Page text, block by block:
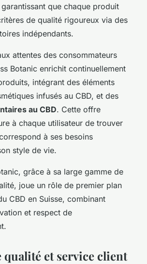
garantissant que chaque produit
de qualité rigoureux via des
indépendants.
attentes des consommateurs
Botanic enrichit continuellement
intégrant des éléments
infusés au CBD, et des
au CBD. Cette offre
à chaque utilisateur de trouver
à ses besoins
style de vie.
grâce à sa large gamme de
joue un rôle de premier plan
CBD en Suisse, combinant
et respect de
qualité et service client